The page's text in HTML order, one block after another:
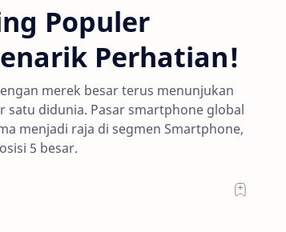
Populer
Perhatian!
merek besar terus menunjukan
satu didunia. Pasar smartphone global
menjadi raja di segmen Smartphone,
5 besar.